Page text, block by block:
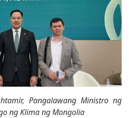
Pangalawang Ministro ng
ng Klima ng Mongolia